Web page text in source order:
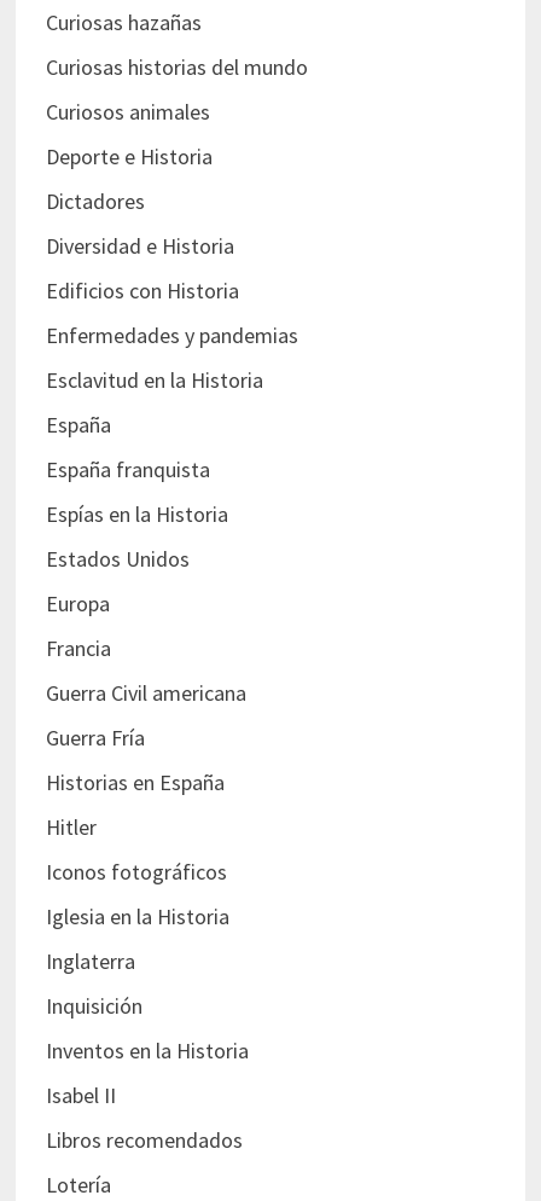
Curiosas hazañas
Curiosas historias del mundo
Curiosos animales
Deporte e Historia
Dictadores
Diversidad e Historia
Edificios con Historia
Enfermedades y pandemias
Esclavitud en la Historia
España
España franquista
Espías en la Historia
Estados Unidos
Europa
Francia
Guerra Civil americana
Guerra Fría
Historias en España
Hitler
Iconos fotográficos
Iglesia en la Historia
Inglaterra
Inquisición
Inventos en la Historia
Isabel II
Libros recomendados
Lotería